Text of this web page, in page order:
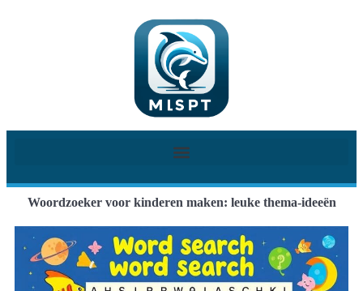
Woordzoeker voor kinderen maken: leuke thema-ideeën